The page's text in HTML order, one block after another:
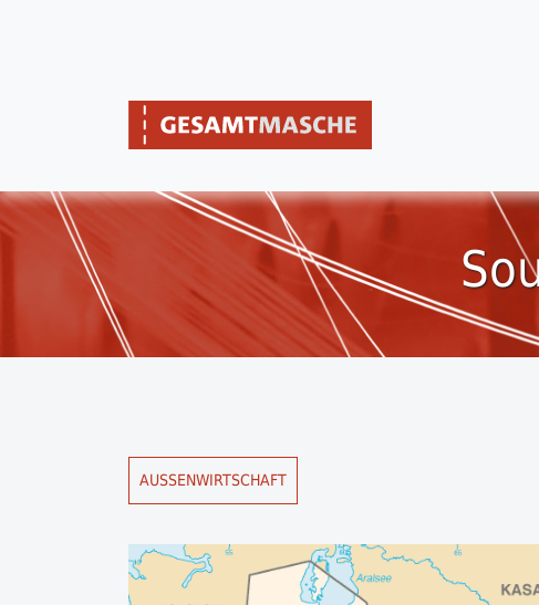
AUSSENWIRTSCHAFT